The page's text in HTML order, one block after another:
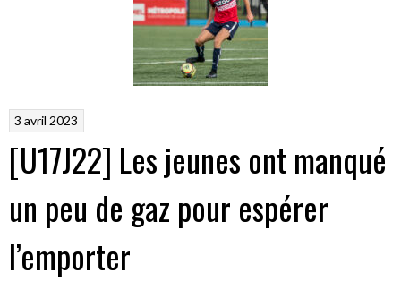
3 avril 2023
[U17J22] Les jeunes ont manqué
un peu de gaz pour espérer
l’emporter